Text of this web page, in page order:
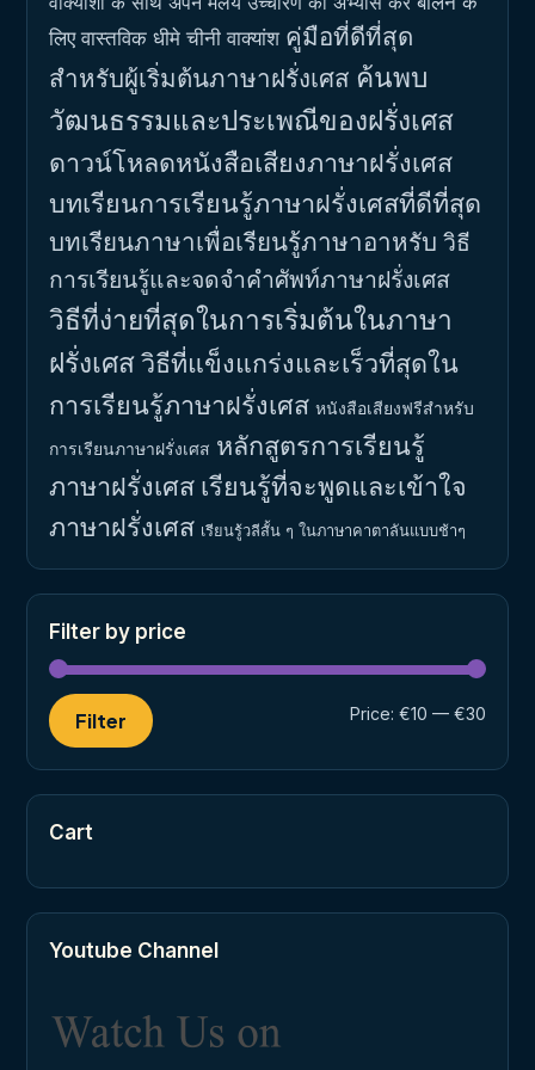
लिए वास्तविक धीमे चीनी वाक्यांश คู่มือที่ดีที่สุด
สำหรับผู้เริ่มต้นภาษาฝรั่งเศส ค้นพบ
วัฒนธรรมและประเพณีของฝรั่งเศส
ดาวน์โหลดหนังสือเสียงภาษาฝรั่งเศส
บทเรียนการเรียนรู้ภาษาฝรั่งเศสที่ดีที่สุด
บทเรียนภาษาเพื่อเรียนรู้ภาษาอาหรับ วิธี
การเรียนรู้และจดจำคำศัพท์ภาษาฝรั่งเศส
วิธีที่ง่ายที่สุดในการเริ่มต้นในภาษา
ฝรั่งเศสวิธีที่แข็งแกร่งและเร็วที่สุดใน
การเรียนรู้ภาษาฝรั่งเศส หนังสือเสียงฟรีสำหรับ
การเรียนภาษาฝรั่งเศส หลักสูตรการเรียนรู้
ภาษาฝรั่งเศส เรียนรู้ที่จะพูดและเข้าใจ
ภาษาฝรั่งเศส เรียนรู้วลีสั้น ๆ ในภาษาคาตาลันแบบช้าๆ
Filter by price
Filter Price: €10 — €30
Cart
Youtube Channel